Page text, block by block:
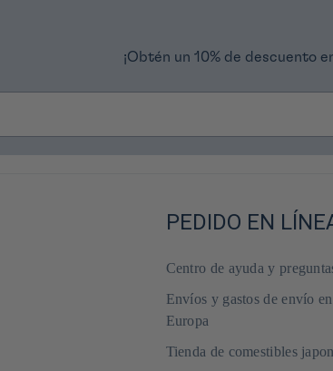
¡Obtén un 10% de descuento
PEDIDO EN
Centro de ayuda y
Envíos y gastos de envío
Europa
Tienda de comestibles